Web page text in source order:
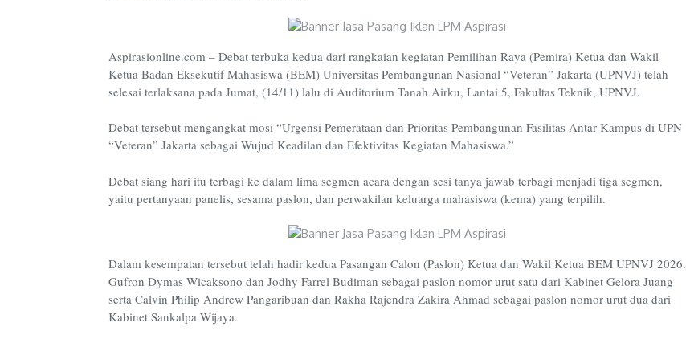
Aspirasionline.com – Debat terbuka kedua dari rangkaian kegiatan Pemilihan Raya (Pemira) Ketua dan Wakil
Ketua Badan Eksekutif Mahasiswa (BEM) Universitas Pembangunan Nasional “Veteran” Jakarta (UPNVJ) telah
selesai terlaksana pada Jumat, (14/11) lalu di Auditorium Tanah Airku, Lantai 5, Fakultas Teknik, UPNVJ.
Debat tersebut mengangkat mosi “Urgensi Pemerataan dan Prioritas Pembangunan Fasilitas Antar Kampus di UPN
“Veteran” Jakarta sebagai Wujud Keadilan dan Efektivitas Kegiatan Mahasiswa.”
Debat siang hari itu terbagi ke dalam lima segmen acara dengan sesi tanya jawab terbagi menjadi tiga segmen,
yaitu pertanyaan panelis, sesama paslon, dan perwakilan keluarga mahasiswa (kema) yang terpilih.
Dalam kesempatan tersebut telah hadir kedua Pasangan Calon (Paslon) Ketua dan Wakil Ketua BEM UPNVJ 2026.
Gufron Dymas Wicaksono dan Jodhy Farrel Budiman sebagai paslon nomor urut satu dari Kabinet Gelora Juang
serta Calvin Philip Andrew Pangaribuan dan Rakha Rajendra Zakira Ahmad sebagai paslon nomor urut dua dari
Kabinet Sankalpa Wijaya.